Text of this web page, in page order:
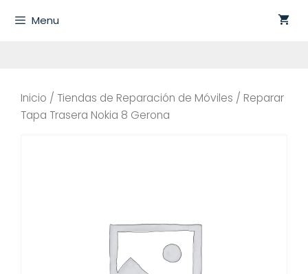
Menu
Inicio / Tiendas de Reparación de Móviles / Reparar
Tapa Trasera Nokia 8 Gerona